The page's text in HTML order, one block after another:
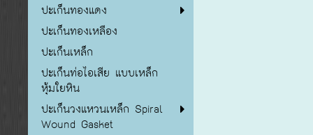
ปะเก็นทองแดง
ปะเก็นทองเหลือง
ปะเก็นเหล็ก
ปะเก็นท่อไอเสีย แบบเหล็ก
หุ้มใยหิน
ปะเก็นวงแหวนเหล็ก Spiral
Wound Gasket